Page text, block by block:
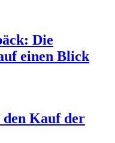
Die
einen Blick
Kauf der